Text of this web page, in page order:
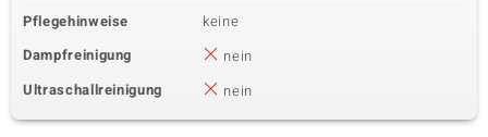
Pflegehinweise
keine
Dampfreinigung
nein
Ultraschallreinigung
nein